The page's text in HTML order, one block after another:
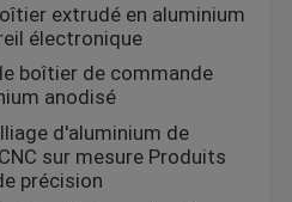
extrudé en aluminium
électronique
boîtier de commande
anodisé
d'aluminium de
sur mesure Produits
précision